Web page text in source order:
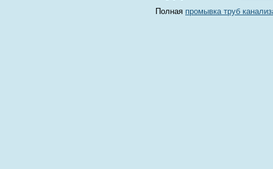
Полная промывка труб